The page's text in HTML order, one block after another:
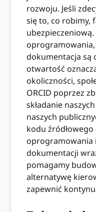
rozwoju. Jeśli
się to, co robimy,
dokumentacja są
otwartość
okoliczności,
ORCID poprzez
składanie
naszych
kodu
oprogramowania
dokumentacji
pomagamy
alternatywę
zapewnić